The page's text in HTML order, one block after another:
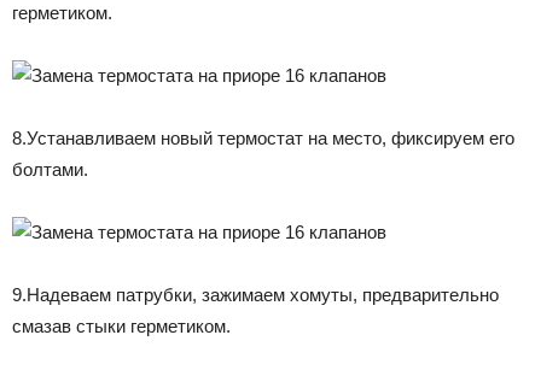
герметиком.
8.Устанавливаем новый термостат на место, фиксируем его
болтами.
9.Надеваем патрубки, зажимаем хомуты, предварительно
смазав стыки герметиком.